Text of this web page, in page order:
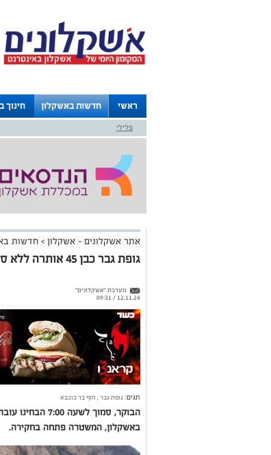
ראשי חדשות באשקלון חינוך
לוחות
פלילי
אתר אשקלונים - אשקלון > חדשות
גופת גבר כבן 45 אותרה ללא סימני חיים בחוף הים:
מערכת "אשקלונים"
12.11.24 / 09:31
תגים: גופת גבר, חוף בר כוכבא
הבוקר, סמוך
באשקלון, המשטרה פתחה בחקירה.